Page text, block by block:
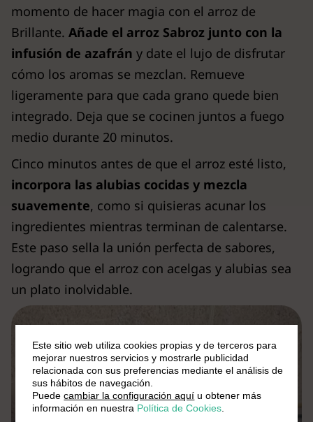
momento de hacer magia con el arroz de
Brillante. Añade el arroz Sabroz junto con la
infusión de azafrán y date el lujo de disfrutar
cómo los aromas se mezclan. Remueve
ligeramente para que cada grano quede bien
integrado. Deja que se cocinen juntos a fuego
medio durante 20 minutos.
Cinco minutos antes de que el arroz esté listo,
incorpora las alubias cocidas y mezcla
suavemente, como si quisieras acunar los
ingredientes mientras terminan de calentarse.
Este paso sella la unión perfecta de sabores,
logrando que el arroz con acelgas y alubias sea
un plato inolvidable.
Este sitio web utiliza cookies propias y de terceros para
mejorar nuestros servicios y mostrarle publicidad
relacionada con sus preferencias mediante el análisis de
sus hábitos de navegación.
Puedecambiar la configuración aquí u obtener más
información en nuestra Política de Cookies